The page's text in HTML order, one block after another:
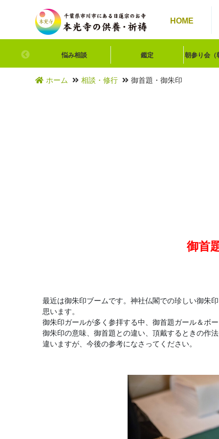
HOME
悩み相談 鑑定 朝参り会
ホーム 相談・修行 御首題・御朱印
御首
最近は御朱印ブームです。神社仏閣での珍しい御朱
思います。
御朱印ガールが多く参拝する中、御首題ガール＆ボ
御朱印の意味、御首題との違い、頂戴するときの作
違いますが、今後の参考になさってください。